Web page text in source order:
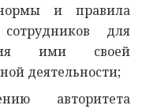
и правила
для
ими своей
деятельности;
авторитета